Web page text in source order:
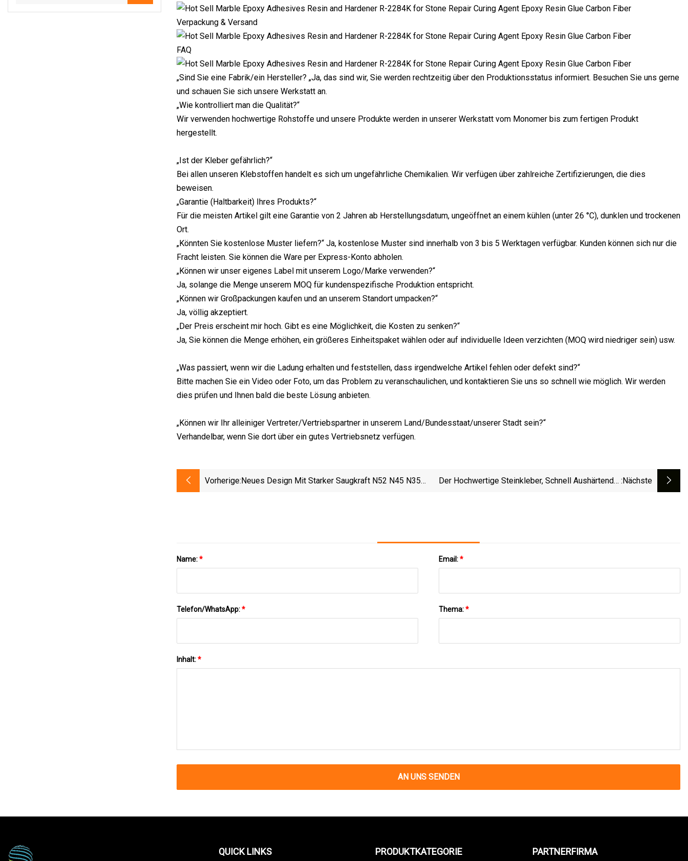
Verpackung & Versand
FAQ
„Sind Sie eine Fabrik/ein Hersteller? „Ja, das sind wir, Sie werden rechtzeitig über den Produktionsstatus informiert. Besuchen Sie uns gerne
und schauen Sie sich unsere Werkstatt an.
„Wie kontrolliert man die Qualität?“
Wir verwenden hochwertige Rohstoffe und unsere Produkte werden in unserer Werkstatt vom Monomer bis zum fertigen Produkt
hergestellt.
„Ist der Kleber gefährlich?“
Bei allen unseren Klebstoffen handelt es sich um ungefährliche Chemikalien. Wir verfügen über zahlreiche Zertifizierungen, die dies
beweisen.
„Garantie (Haltbarkeit) Ihres Produkts?“
Für die meisten Artikel gilt eine Garantie von 2 Jahren ab Herstellungsdatum, ungeöffnet an einem kühlen (unter 26 °C), dunklen und trockenen
Ort.
„Könnten Sie kostenlose Muster liefern?“ Ja, kostenlose Muster sind innerhalb von 3 bis 5 Werktagen verfügbar. Kunden können sich nur die
Fracht leisten. Sie können die Ware per Express-Konto abholen.
„Können wir unser eigenes Label mit unserem Logo/Marke verwenden?“
Ja, solange die Menge unserem MOQ für kundenspezifische Produktion entspricht.
„Können wir Großpackungen kaufen und an unserem Standort umpacken?“
Ja, völlig akzeptiert.
„Der Preis erscheint mir hoch. Gibt es eine Möglichkeit, die Kosten zu senken?“
Ja, Sie können die Menge erhöhen, ein größeres Einheitspaket wählen oder auf individuelle Ideen verzichten (MOQ wird niedriger sein) usw.
„Was passiert, wenn wir die Ladung erhalten und feststellen, dass irgendwelche Artikel fehlen oder defekt sind?“
Bitte machen Sie ein Video oder Foto, um das Problem zu veranschaulichen, und kontaktieren Sie uns so schnell wie möglich. Wir werden
dies prüfen und Ihnen bald die beste Lösung anbieten.
„Können wir Ihr alleiniger Vertreter/Vertriebspartner in unserem Land/Bundesstaat/unserer Stadt sein?“
Verhandelbar, wenn Sie dort über ein gutes Vertriebsnetz verfügen.
Vorherige:Neues Design Mit Starker Saugkraft N52 N45 N35
Der Hochwertige Steinkleber, Schnell Aushärtender :nächste
Name:* Email:*
Telefon/WhatsApp:* Thema:*
Inhalt:*
AN UNS SENDEN
QUICK LINKS PRODUKTKATEGORIE PARTNERFIRMA